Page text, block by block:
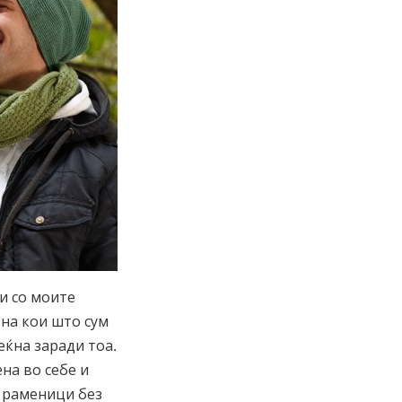
со моите
кои што сум
заради тоа.
во себе и
без